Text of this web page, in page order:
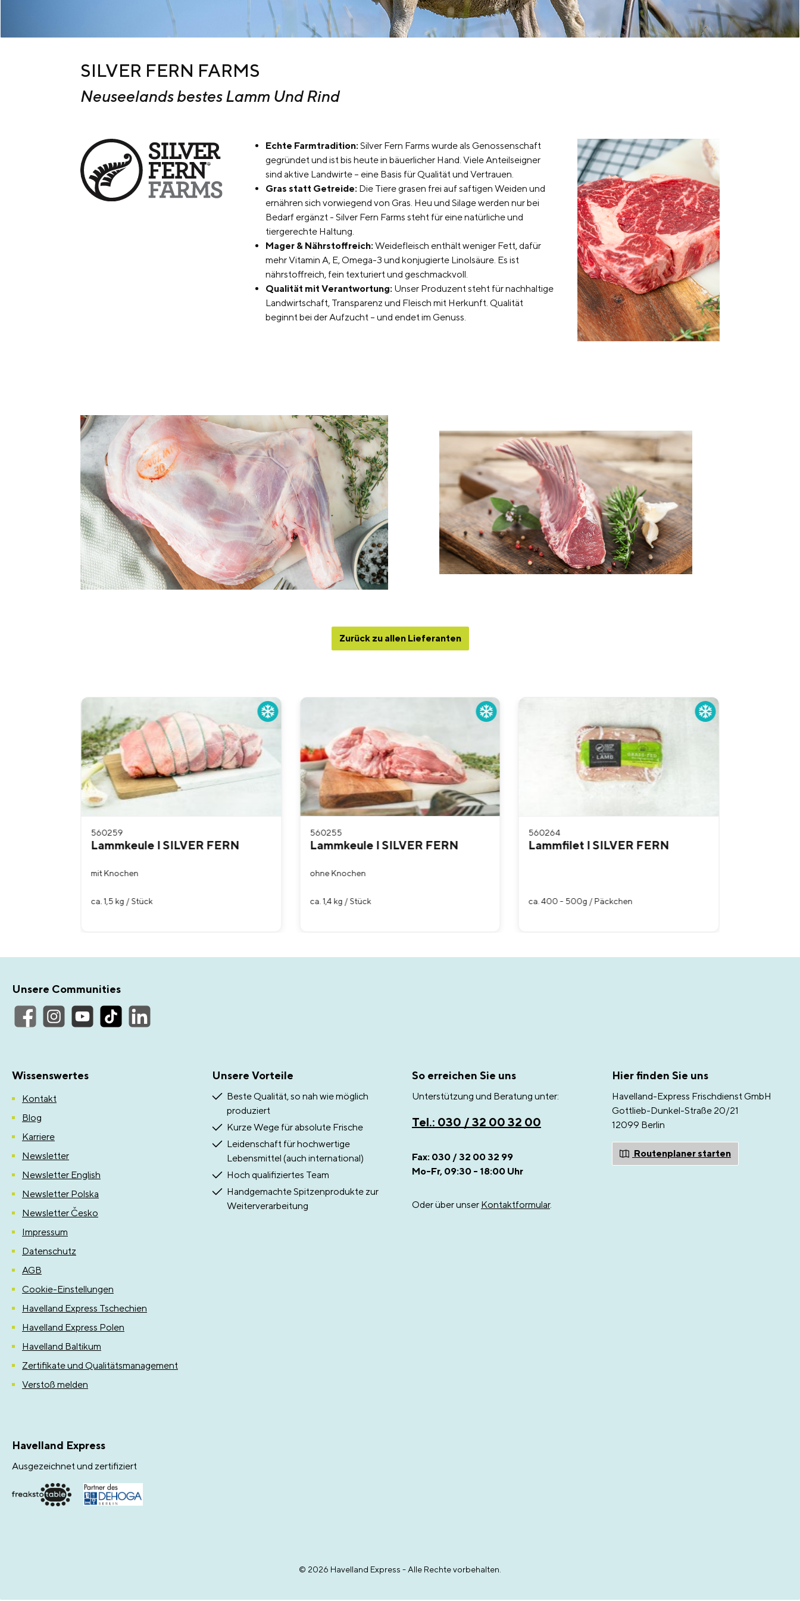
SILVER FERN FARMS
Neuseelands bestes Lamm Und Rind
Echte Farmtradition: Silver Fern Farms wurde als Genossenschaft
gegründet und ist bis heute in bäuerlicher Hand. Viele Anteilseigner
sind aktive Landwirte – eine Basis für Qualität und Vertrauen.
Gras statt Getreide: Die Tiere grasen frei auf saftigen Weiden und
ernähren sich vorwiegend von Gras. Heu und Silage werden nur bei
Bedarf ergänzt - Silver Fern Farms steht für eine natürliche und
tiergerechte Haltung.
Mager & Nährstoffreich: Weidefleisch enthält weniger Fett, dafür
mehr Vitamin A, E, Omega-3 und konjugierte Linolsäure. Es ist
nährstoffreich, fein texturiert und geschmackvoll.
Qualität mit Verantwortung: Unser Produzent steht für nachhaltige
Landwirtschaft, Transparenz und Fleisch mit Herkunft. Qualität
beginnt bei der Aufzucht – und endet im Genuss.
Zurück zu allen Lieferanten
Produktgalerie überspringen
560259
Lammkeule I SILVER FERN
mit Knochen
ca. 1,5 kg / Stück
560255
Lammkeule I SILVER FERN
ohne Knochen
ca. 1,4 kg / Stück
560264
Lammfilet I SILVER FERN
ca. 400 - 500g / Päckchen
Unsere Communities
Wissenswertes
Kontakt
Blog
Karriere
Newsletter
Newsletter English
Newsletter Polska
Newsletter Česko
Impressum
Datenschutz
AGB
Cookie-Einstellungen
Havelland Express Tschechien
Havelland Express Polen
Havelland Baltikum
Zertifikate und Qualitätsmanagement
Verstoß melden
Unsere Vorteile
Beste Qualität, so nah wie möglich
produziert
Kurze Wege für absolute Frische
Leidenschaft für hochwertige
Lebensmittel (auch international)
Hoch qualifiziertes Team
Handgemachte Spitzenprodukte zur
Weiterverarbeitung
So erreichen Sie uns
Unterstützung und Beratung unter:
Tel.: 030 / 32 00 32 00
Fax: 030 / 32 00 32 99
Mo-Fr, 09:30 - 18:00 Uhr
Oder über unser Kontaktformular.
Hier finden Sie uns
Havelland-Express Frischdienst GmbH
Gottlieb-Dunkel-Straße 20/21
12099 Berlin
Routenplaner starten
Havelland Express
Ausgezeichnet und zertifiziert
© 2026 Havelland Express - Alle Rechte vorbehalten.